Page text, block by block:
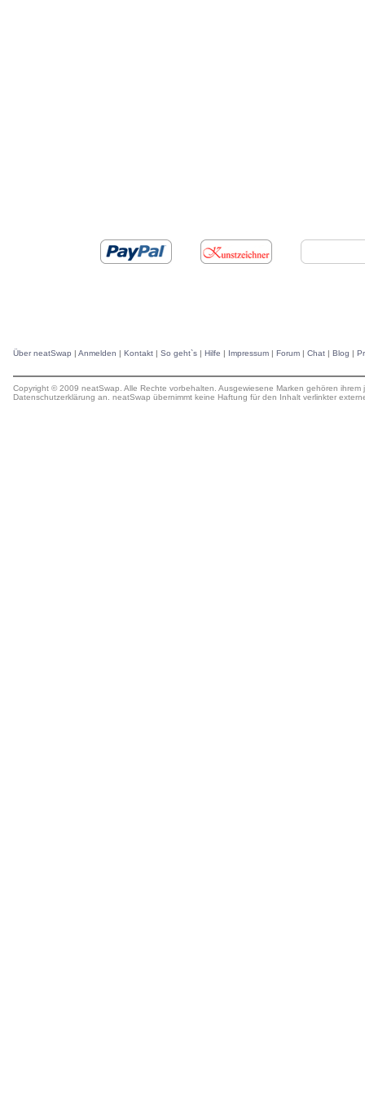
Über neatSwap | Anmelden | Kontakt | So geht`s | Hilfe | Impressum | Forum | Chat | Blog |
Copyright © 2009 neatSwap. Alle Rechte vorbehalten. Ausgewiesene Marken gehören
Datenschutzerklärung an. neatSwap übernimmt keine Haftung für den Inhalt verlinkter